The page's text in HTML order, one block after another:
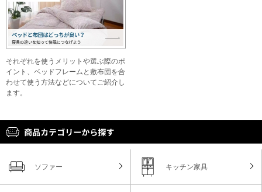
それぞれを使うメリットや選ぶ際のポ
イント、ベッドフレームと敷布団を合
わせて使う方法などについてご紹介し
ます。
ソファー キッチン家具